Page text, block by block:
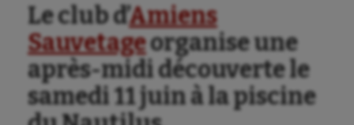
Aviron
Balle à la main
Ballon au poing
Baseball
Le club d’Amiens
Sauvetageorganise une
après-midi découverte le
samedi 11 juin à la piscine